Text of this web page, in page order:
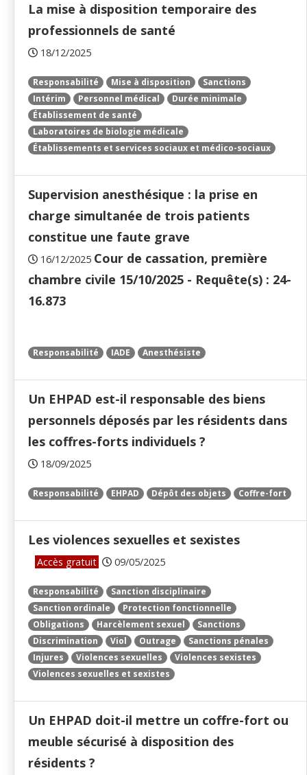
La mise à disposition temporaire des
professionnels de santé
18/12/2025
Responsabilité Mise à disposition
Sanctions
Intérim
Personnel médical
Durée minimale
Établissement de santé
Laboratoires de biologie médicale
Établissements et services sociaux et médico-sociaux
Supervision anesthésique : la prise en
charge simultanée de trois patients
constitue une faute grave
16/12/2025 Cour de cassation, première
chambre civile 15/10/2025 - Requête(s) : 24-
16.873
Responsabilité IADE Anesthésiste
Un EHPAD est-il responsable des biens
personnels déposés par les résidents dans
les coffres-forts individuels ?
18/09/2025
Responsabilité EHPAD Dépôt des objets Coffre-fort
Les violences sexuelles et sexistes
Accès gratuit 09/05/2025
Responsabilité
Sanction disciplinaire
Sanction ordinale
Protection fonctionnelle
Obligations
Harcèlement sexuel
Sanctions
Discrimination
Viol Outrage
Sanctions pénales
Injures
Violences sexuelles
Violences sexistes
Violences sexuelles et sexistes
Un EHPAD doit-il mettre un coffre-fort ou
meuble sécurisé à disposition des
résidents ?